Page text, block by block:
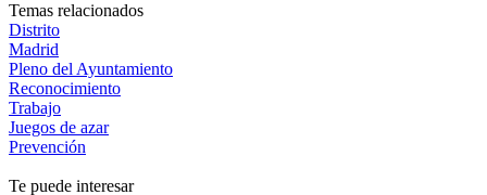
Temas relacionados
Distrito
Madrid
Pleno del Ayuntamiento
Reconocimiento
Trabajo
Juegos de azar
Prevención
Te puede interesar